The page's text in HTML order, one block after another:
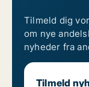
Tilmeld dig
om nye
nyheder fra
Tilmeld